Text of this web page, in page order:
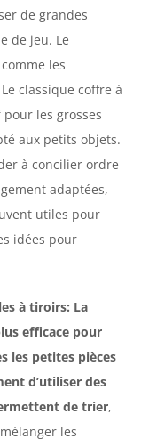
de grandes
de jeu. Le
les
classique coffre à
les grosses
aux petits objets.
à concilier ordre
adaptées,
utiles pour
idées pour
à tiroirs: La
efficace pour
les petites pièces
d’utiliser des
de trier,
les